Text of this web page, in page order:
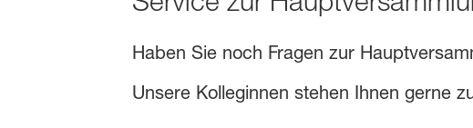
Haben Sie noch Fragen zur
Unsere Kolleginnen stehen Ihnen gerne